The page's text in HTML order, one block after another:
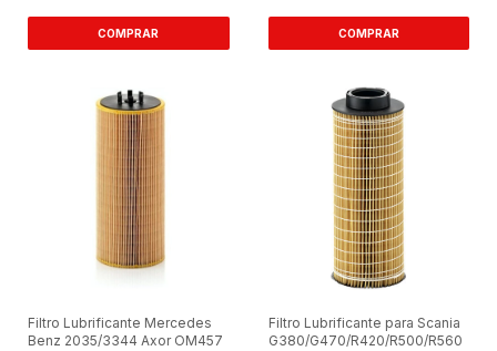
Filtro Lubrificante Mercedes
Benz 2035/3344 Axor OM457
Filtro Lubrificante para Scania
G380/G470/R420/R500/R560